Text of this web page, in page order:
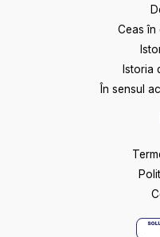
Ceas în
Istoria
În sensul